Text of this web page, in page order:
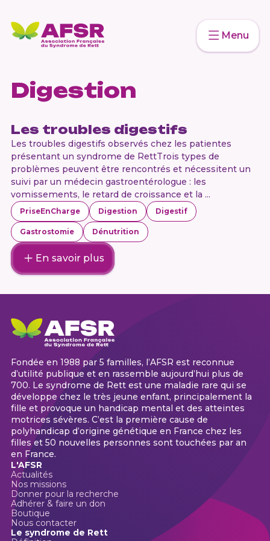
Menu
Digestion
Les troubles digestifs
Les troubles digestifs observés chez les patientes
présentant un syndrome de RettTrois types de
problèmes peuvent être rencontrés et nécessitent un
suivi par un médecin gastroentérologue : les
vomissements, le retard de croissance et la ...
PriseEnCharge Digestion Digestif
Gastrostomie Dénutrition
En savoir plus
Fondée en 1988 par 5 familles, l’AFSR est reconnue
d’utilité publique et en rassemble aujourd’hui plus de
700. Le syndrome de Rett est une maladie rare qui se
développe chez le très jeune enfant, principalement la
fille et provoque un handicap mental et des atteintes
motrices sévères. C’est la première cause de
polyhandicap d’origine génétique en France chez les
filles et 50 nouvelles personnes sont touchées par an
en France.
L'AFSR
Actualités
Nos missions
Donner pour la recherche
Adhérer & faire un don
Boutique
Nous contacter
Le syndrome de Rett